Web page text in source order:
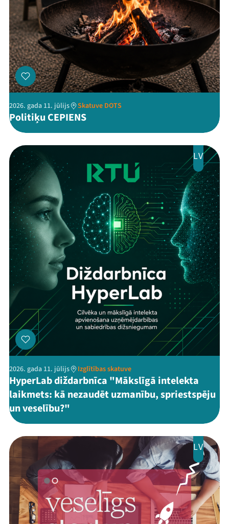
Arhīvs
Viņi bija LAMPĀ 2026
Ziedo
Veikals
ThreadsFacebookYoutube
X Instagram
Flick TikTok
2026. gada 11. jūlijs Skatuve DOTS
Politiķu CEPIENS
LV
2026. gada 11. jūlijs Izglītības skatuve
HyperLab diždarbnīca "Mākslīgā intelekta
laikmets: kā nezaudēt uzmanību, spriestspēju
un veselību?"
LV